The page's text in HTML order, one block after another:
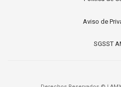
Aviso de
SGSST